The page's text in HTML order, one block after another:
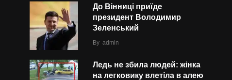
До Вінниці приїде
президент Володимир
Зеленський
By admin
Ледь не збила людей: жінка
на легковику влетіла в алею